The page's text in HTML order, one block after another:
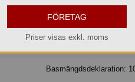
Svensk Mjölk
Basmängdsdeklaration:
FÖRETAG
Priser visas exkl. moms